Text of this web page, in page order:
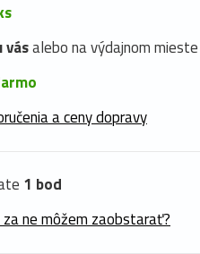
vásalebo na výdajnom mieste
a ceny dopravy
1 bod
za ne môžem zaobstarať?